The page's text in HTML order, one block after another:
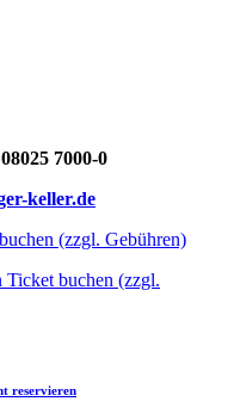
7000-0
keller.de
(zzgl. Gebühren)
Ticket buchen (zzgl.
reservieren